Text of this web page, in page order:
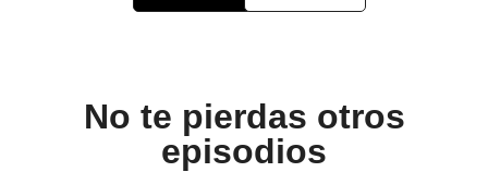
No te pierdas otros
episodios